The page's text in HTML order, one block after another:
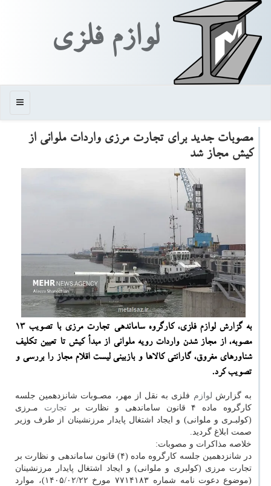
لوازم فلزی
منو
مصوبات جدید برای تجارت مرزی واردات ملوانی از
کیش مجاز شد
به گزارش لوازم فلزی، کارگروه ساماندهی تجارت مرزی با تصویب 13
مصوبه، از مجاز شدن واردات رویه ملوانی از مبدأ کیش تا تعیین تکلیف
شناورهای مغروق، گارانتی کالاها و بازبینی لیست اقلام مجاز را بررسی و
تصویب کرد.
به گزارش لوازم فلزی به نقل از مهر، مصـوبات شانزدهمین جلسه
کارگروه ماده ۴ قانون ساماندهی و نظارت بر
تجارت مـرزی
(کولبـری و ملوانی) و ایجاد اشتغال پایدار مرزنشینان از طرف وزیر
صمت ابلاغ گردید.
خلاصه مذاکرات و مصوبات:
در شانزدهمین جلسه کارگروه ماده (۴) قانون ساماندهی و نظارت بر
تجارت مرزی (کولبری و ملوانی) و ایجاد اشتغال پایدار مرزنشینان
(موضوع دعوت نامه شماره ۷۷۱۴۱۸۳ مورخ ۱۴۰۵/۰۲/۲۲)، موارد